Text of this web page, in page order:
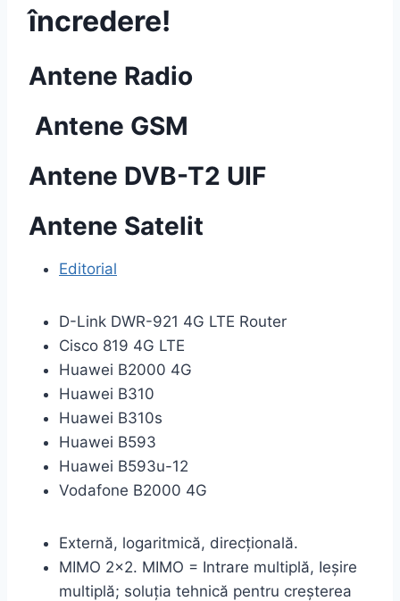
încredere!
Antene Radio
Antene GSM
Antene DVB-T2 UIF
Antene Satelit
Editorial
D-Link DWR-921 4G LTE Router
Cisco 819 4G LTE
Huawei B2000 4G
Huawei B310
Huawei B310s
Huawei B593
Huawei B593u-12
Vodafone B2000 4G
Externă, logaritmică, direcțională.
MIMO 2×2. MIMO = Intrare multiplă, Ieşire
multiplă; soluţia tehnică pentru creşterea